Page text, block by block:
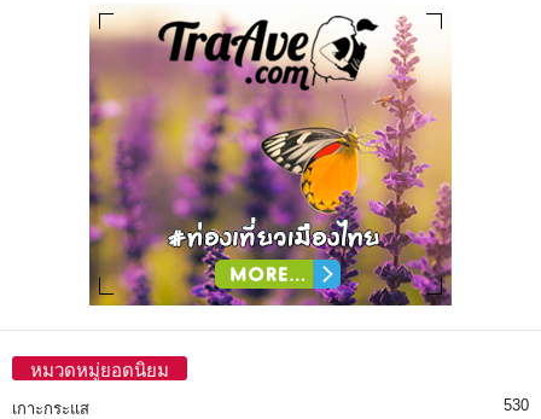
หมวดหมู่ยอดนิยม
เกาะกระแส 530